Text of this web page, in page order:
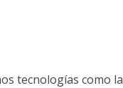
tecnologías como